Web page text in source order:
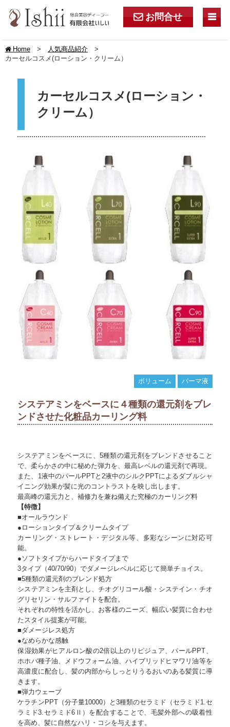
mお問合せ e
h Home
人気商品紹介
カーセルコスメ(ローション・クリーム）
カーセルコスメ(ローション・
クリーム）
ボリューム パーマ液
システアミンをベースに４種類の還元剤をブレ
ンドさせた化粧品カーリング料
システアミンをベースに、5種類の還元剤をブレンドさせること
で、柔らかさの中に秘めた弾力を、最高レベルの還元剤で再現。
また、1液中のパールPPTと2液中のシルクPPTによるダブルシャ
イニング効果が髪に光のコントラストを映し出します。
最高峰の還元力と、補修力を兼ね備えた究極のカーリング料
【特徴】
■オールラウンド
●ローションタイプ＆クリームタイプ
カーリング・ストレート・デジタル等、多彩なシーンに対応可
能。
●ソフトタイプからハードタイプまで
3タイプ（40/70/90）でダメージレベルに応じて簡単チョイス。
■5種類の還元剤のブレンド処方
システアミンを主剤とし、チオグリコール酸・システイン・チオ
グリセリン・サルファイトを配合。
それぞれの特性を活かし、お客様のニーズ、幅広い髪質に合わせ
たスタイル提案が可能。
■ダメージレス処方
●なめらかな感触
保湿効果がヒアルロン酸の2倍以上のリピジュア、パールPPT、
ホホバ種子油、メドウフォーム油、ハイブリッドヒマワリ油等を
高濃度に配合し、髪の内部からしっとりうるおいのある髪質に導
きます。
■弾力ウェーブ
ケラチンPPT（分子量10000）と3種類のセラミド（セラミド1.セ
ラミド3.セラミド6Ⅱ）を配合することで、毛髪外部への吸着性
を高め、髪に自然なハリ・コシを与えます。